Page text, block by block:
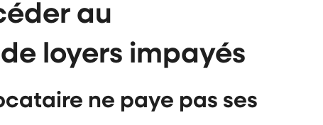
au
loyers impayés
ne paye pas ses